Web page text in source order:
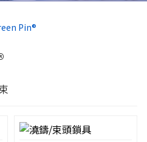
Pin®